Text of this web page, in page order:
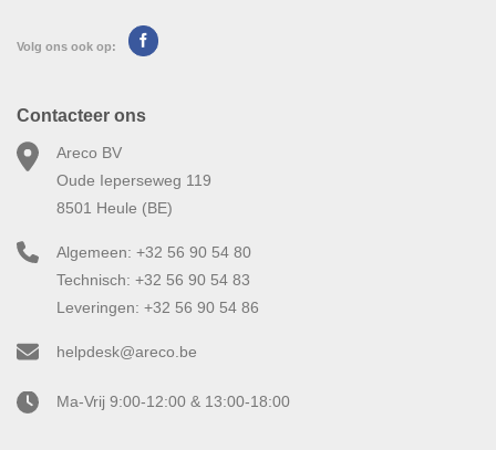
Volg ons ook op:
Contacteer ons
Areco BV
Oude Ieperseweg 119
8501 Heule (BE)
Algemeen: +32 56 90 54 80
Technisch: +32 56 90 54 83
Leveringen: +32 56 90 54 86
helpdesk@areco.be
Ma-Vrij 9:00-12:00 & 13:00-18:00